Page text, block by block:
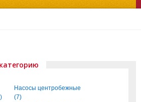
Насосы центробежные
(7)